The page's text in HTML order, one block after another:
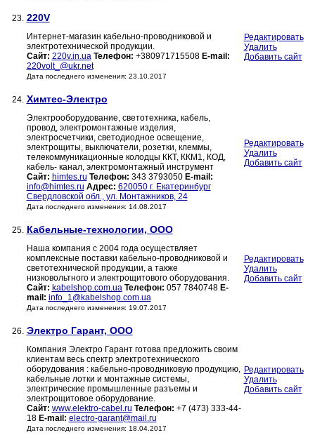
23. 220V
Интернет-магазин кабельно-проводниковой и
электротехнической продукции.
Сайт: 220v.in.ua Телефон: +380971715508 E-mail:
220volt_@ukr.net
Дата последнего изменения: 23.10.2017
Редактировать
Удалить
Добавить сайт
24. Химтес-Электро
Электрооборудование, светотехника, кабель,
провод, электромонтажные изделия,
электросчетчики, светодиодное освещение,
электрощиты, выключатели, розетки, клеммы,
телекоммуникационные колодцы ККТ, ККМ1, КОД,
кабель- канал, электромонтажный инструмент
Сайт: himtes.ru Телефон: 343 3793050 E-mail:
info@himtes.ru Адрес: 620050 г. Екатеринбург
Свердловской обл., ул. Монтажников, 24
Дата последнего изменения: 14.08.2017
Редактировать
Удалить
Добавить сайт
25. Кабельные-технологии, ООО
Наша компания с 2004 года осуществляет
комплексные поставки кабельно-проводниковой и
светотехнической продукции, а также
низковольтного и электрощитового оборудования.
Сайт: kabelshop.com.ua Телефон: 057 7840748 E-
mail: info_1@kabelshop.com.ua
Дата последнего изменения: 19.07.2017
Редактировать
Удалить
Добавить сайт
26. Электро Гарант, ООО
Компания Электро Гарант готова предложить своим
клиентам весь спектр электротехнического
оборудования : кабельно-проводниковую продукцию,
кабельные лотки и монтажные системы,
электрические промышленные разъемы и
электрощитовое оборудование.
Сайт: www.elektro-cabel.ru Телефон: +7 (473) 333-44-
18 E-mail: electro-garant@mail.ru
Дата последнего изменения: 18.04.2017
Редактировать
Удалить
Добавить сайт